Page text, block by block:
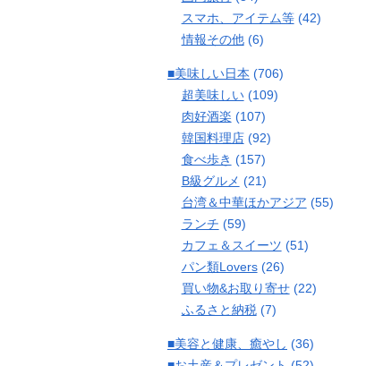
スマホ、アイテム等(42)
情報その他(6)
■美味しい日本 (706)
超美味しい(109)
肉好酒楽 (107)
韓国料理店(92)
食べ歩き (157)
B級グルメ (21)
台湾＆中華ほかアジア (55)
ランチ (59)
カフェ＆スイーツ (51)
パン類Lovers(26)
買い物&お取り寄せ(22)
ふるさと納税(7)
■美容と健康、癒やし (36)